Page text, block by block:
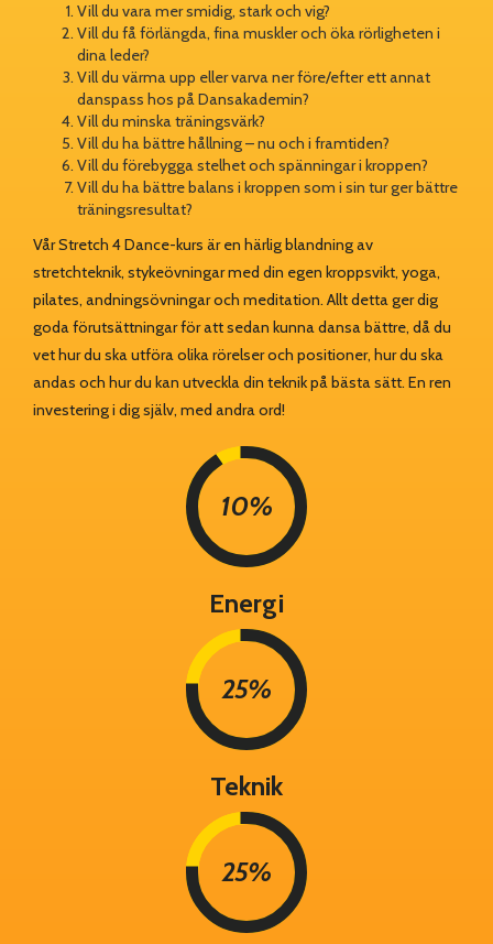
Vill du vara mer smidig, stark och vig?
Vill du få förlängda, fina muskler och öka rörligheten i
dina leder?
Vill du värma upp eller varva ner före/efter ett annat
danspass hos på Dansakademin?
Vill du minska träningsvärk?
Vill du ha bättre hållning – nu och i framtiden?
Vill du förebygga stelhet och spänningar i kroppen?
Vill du ha bättre balans i kroppen som i sin tur ger bättre
träningsresultat?
Vår Stretch 4 Dance-kurs är en härlig blandning av
stretchteknik, stykeövningar med din egen kroppsvikt, yoga,
pilates, andningsövningar och meditation. Allt detta ger dig
goda förutsättningar för att sedan kunna dansa bättre, då du
vet hur du ska utföra olika rörelser och positioner, hur du ska
andas och hur du kan utveckla din teknik på bästa sätt. En ren
investering i dig själv, med andra ord!
10%
Energi
25%
Teknik
25%